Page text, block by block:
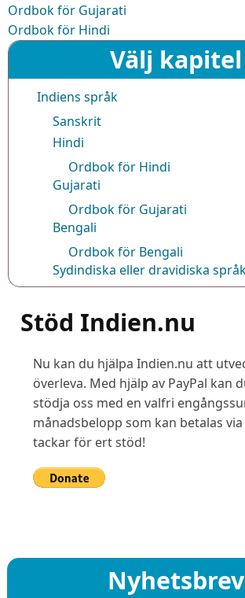
Ordbok för Gujarati
Ordbok för Hindi
Välj kapitel
Indiens språk
Sanskrit
Hindi
Ordbok för Hindi
Gujarati
Ordbok för Gujarati
Bengali
Ordbok för Bengali
Sydindiska eller dravidiska
Stöd Indien.nu
Nu kan du hjälpa Indien.nu att
överleva. Med hjälp av PayPal kan
stödja oss med en valfri
månadsbelopp som kan betalas
tackar för ert stöd!
Nyhetsbrev